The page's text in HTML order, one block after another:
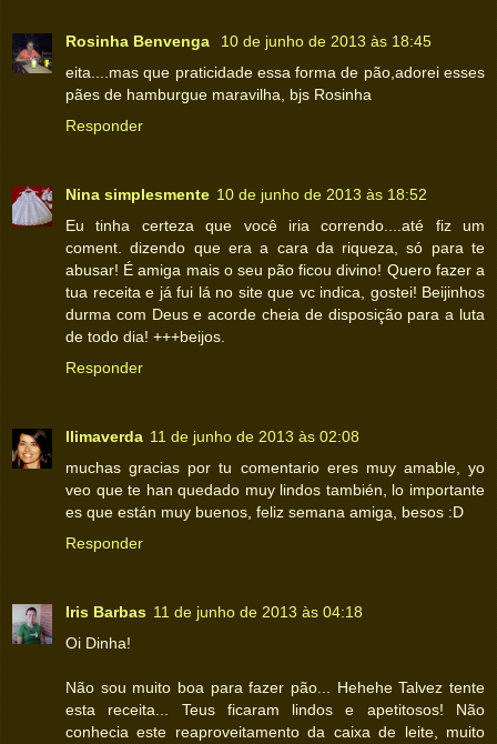
Rosinha Benvenga
10 de junho de 2013 às 18:45
eita....mas que praticidade essa forma de pão,adorei esses
pães de hamburgue maravilha, bjs Rosinha
Responder
Nina simplesmente 10 de junho de 2013 às 18:52
Eu tinha certeza que você iria correndo....até fiz um
coment. dizendo que era a cara da riqueza, só para te
abusar! É amiga mais o seu pão ficou divino! Quero fazer a
tua receita e já fui lá no site que vc indica, gostei! Beijinhos
durma com Deus e acorde cheia de disposição para a luta
de todo dia! +++beijos.
Responder
llimaverda 11 de junho de 2013 às 02:08
muchas gracias por tu comentario eres muy amable, yo
veo que te han quedado muy lindos también, lo importante
es que están muy buenos, feliz semana amiga, besos :D
Responder
Iris Barbas 11 de junho de 2013 às 04:18
Oi Dinha!
Não sou muito boa para fazer pão... Hehehe Talvez tente
esta receita... Teus ficaram lindos e apetitosos! Não
conhecia este reaproveitamento da caixa de leite, muito